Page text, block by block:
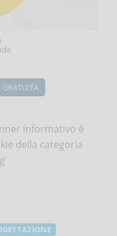
informativo è
della categoria